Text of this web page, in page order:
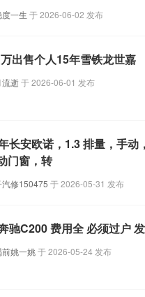
一生 于2026-06-02 发布
出售个人15年雪铁龙世嘉
逝 于2026-06-01 发布
长安欧诺，1.3 排量，手
门窗，转
汽修150475 于2026-05-31 发布
驰C200 费用全 必须过户
前姚一姚于2026-05-24 发布